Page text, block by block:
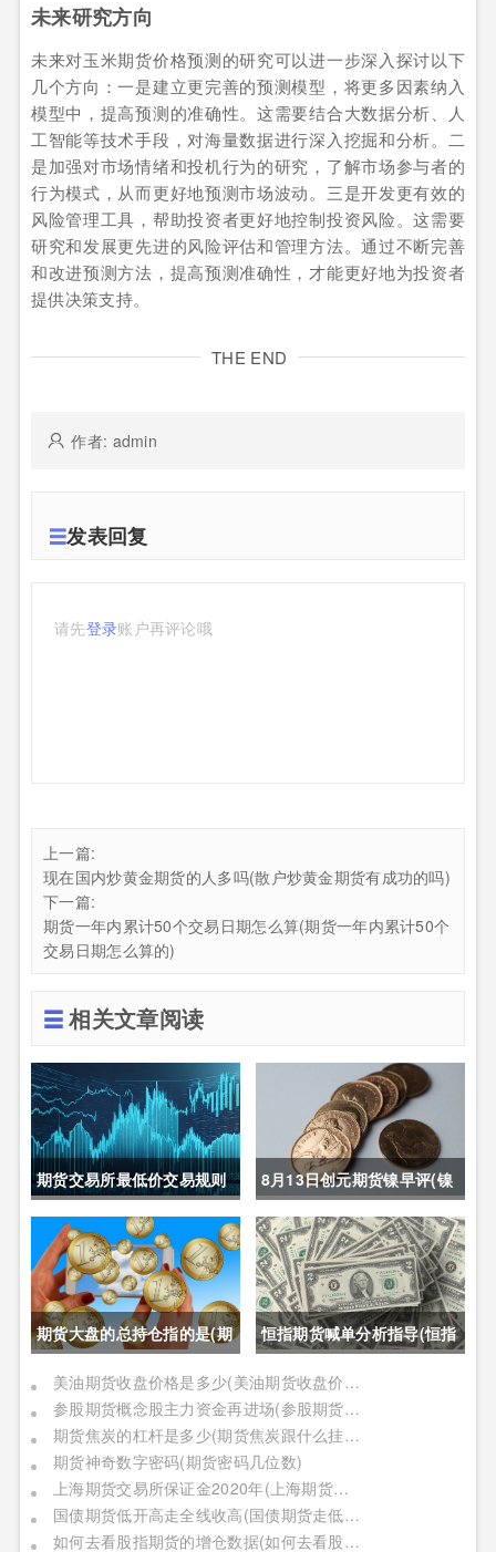
未来研究方向
未来对玉米期货价格预测的研究可以进一步深入探讨以下
几个方向：一是建立更完善的预测模型，将更多因素纳入
模型中，提高预测的准确性。这需要结合大数据分析、人
工智能等技术手段，对海量数据进行深入挖掘和分析。二
是加强对市场情绪和投机行为的研究，了解市场参与者的
行为模式，从而更好地预测市场波动。三是开发更有效的
风险管理工具，帮助投资者更好地控制投资风险。这需要
研究和发展更先进的风险评估和管理方法。通过不断完善
和改进预测方法，提高预测准确性，才能更好地为投资者
提供决策支持。
THE END
作者: admin
发表回复
请先登录账户再评论哦
上一篇:
现在国内炒黄金期货的人多吗(散户炒黄金期货有成功的吗)
下一篇:
期货一年内累计50个交易日期怎么算(期货一年内累计50个
交易日期怎么算的)
相关文章阅读
期货交易所最低价交易规则
(期货交易所最低价交易规则
是什么)
8月13日创元期货镍早评(镍
期货长期趋势)
期货大盘的总持仓指的是(期
货大盘的总持仓指的是什么)
恒指期货喊单分析指导(恒指
期货喊单直播室)
美油期货收盘价格是多少(美油期货收盘价格是多少钱)
参股期货概念股主力资金再进场(参股期货概念股主力资金再进场什么意思)
期货焦炭的杠杆是多少(期货焦炭跟什么挂钩)
期货神奇数字密码(期货密码几位数)
上海期货交易所保证金2020年(上海期货交易所保证金2020年是多少)
国债期货低开高走全线收高(国债期货走低说明什么)
如何去看股指期货的增仓数据(如何去看股指期货的增仓数据呢)